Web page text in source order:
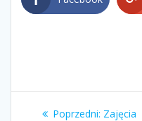
Nawigacja
Poprzedni: Poprzedni
Zajęcia